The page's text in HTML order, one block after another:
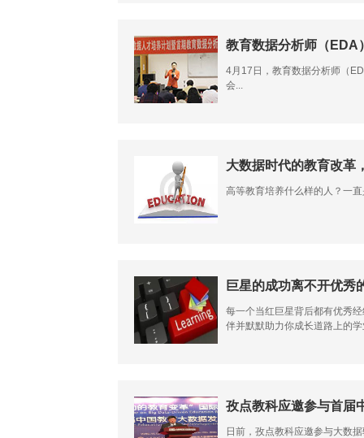
教育数据分析师（EDA
4月17日，教育数据分析师（
会...
大数据时代的教育改革
高等教育培养什么样的人？一
巨星的成功离不开优秀
每一个当红巨星背后都有优秀
伴并默默助力你成长道路上的
孜点教科应邀参与首届
日前，孜点教科应邀参与大数